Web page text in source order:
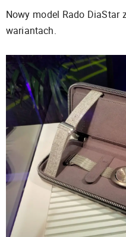
Nowy model Rado DiaStar
wariantach.